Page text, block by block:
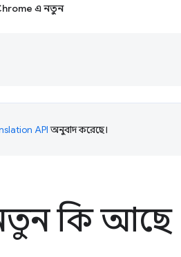
এ নতুন
APIঅনুবাদ করেছে।
কি আছে